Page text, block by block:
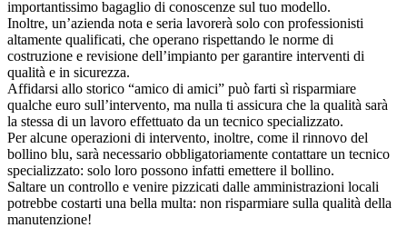
importantissimo bagaglio di conoscenze sul tuo modello.
Inoltre, un’azienda nota e seria lavorerà solo con professionisti
altamente qualificati, che operano rispettando le norme di
costruzione e revisione dell’impianto per garantire interventi di
qualità e in sicurezza.
Affidarsi allo storico “amico di amici” può farti sì risparmiare
qualche euro sull’intervento, ma nulla ti assicura che la qualità sarà
la stessa di un lavoro effettuato da un tecnico specializzato.
Per alcune operazioni di intervento, inoltre, come il rinnovo del
bollino blu, sarà necessario obbligatoriamente contattare un tecnico
specializzato: solo loro possono infatti emettere il bollino.
Saltare un controllo e venire pizzicati dalle amministrazioni locali
potrebbe costarti una bella multa: non risparmiare sulla qualità della
manutenzione!